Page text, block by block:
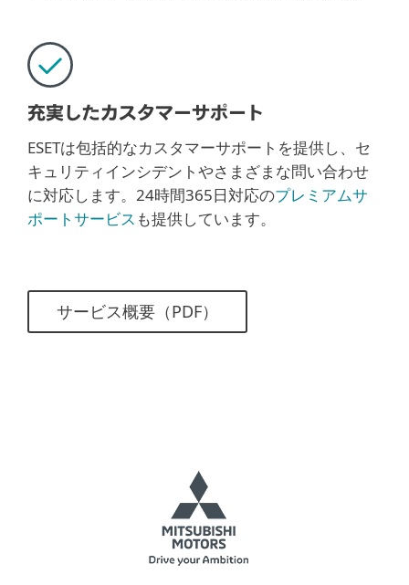
充実したカスタマーサポート
ESETは包括的なカスタマーサポートを提供し、セ
キュリティインシデントやさまざまな問い合わせ
に対応します。24時間365日対応のプレミアムサ
ポートサービス も提供しています。
サービス概要（PDF）